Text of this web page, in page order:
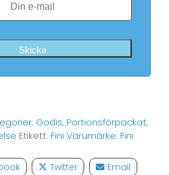
Skicka
Godis, Portionsförpackat,
Etikett: Fini Varumärke: Fini
Twitter Email